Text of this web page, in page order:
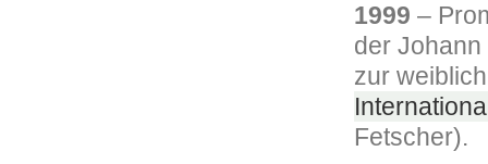
1999 –
der
zur
Fetscher).